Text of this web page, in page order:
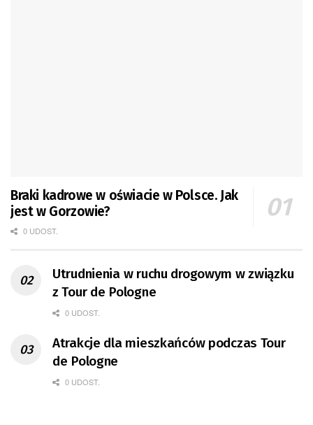
Braki kadrowe w oświacie w Polsce. Jak
jest w Gorzowie?
0 UDOST.
Utrudnienia w ruchu drogowym w związku
z Tour de Pologne
0 UDOST.
Atrakcje dla mieszkańców podczas Tour
de Pologne
0 UDOST.